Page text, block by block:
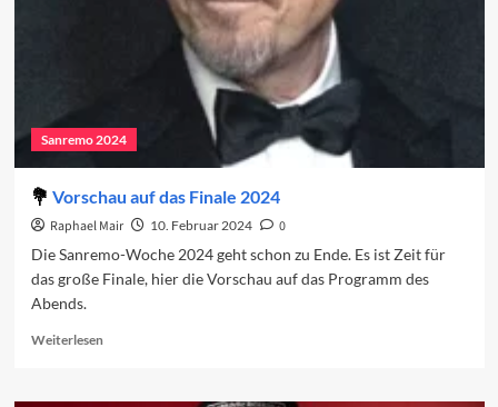
Sanremo 2024
Vorschau auf das Finale 2024
Raphael Mair 10. Februar 2024
0
Die Sanremo-Woche 2024 geht schon zu Ende. Es ist Zeit für
das große Finale, hier die Vorschau auf das Programm des
Abends.
WeiterlesenRead
Vorschau